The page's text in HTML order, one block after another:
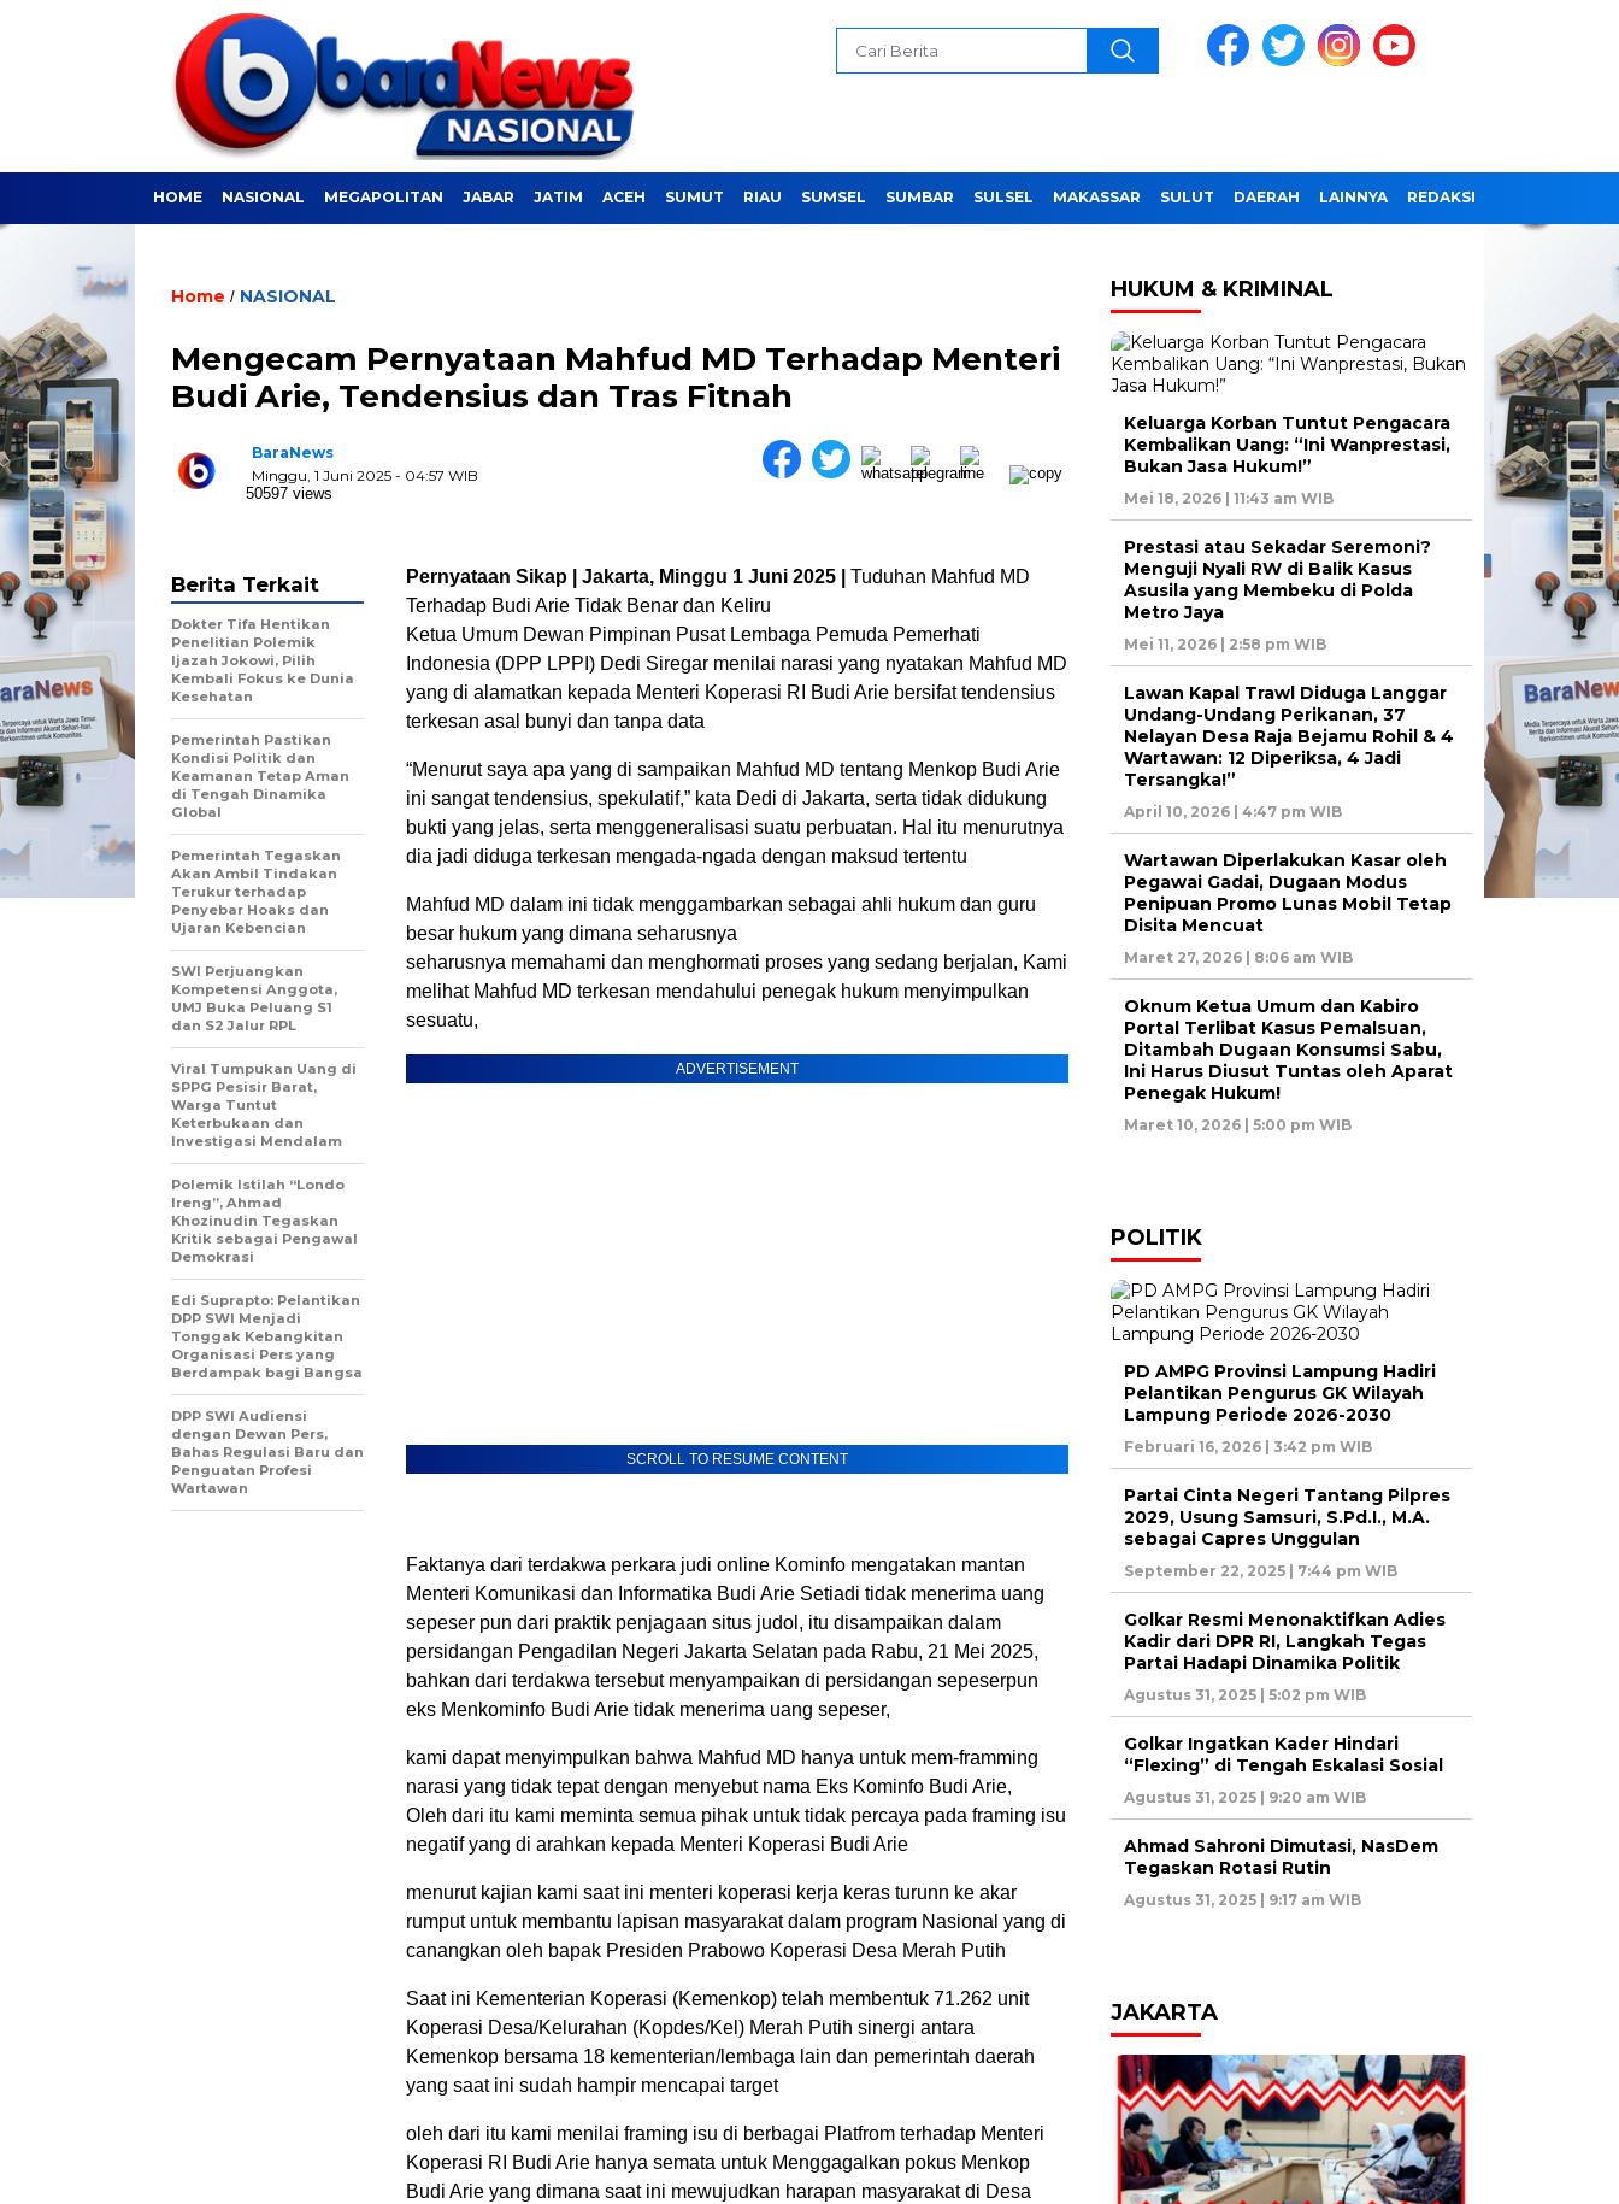
HOME NASIONAL MEGAPOLITAN JABAR JATIM ACEH SUMUT RIAU SUMSEL SUMBAR SULSEL MAKASSAR SULUT DAERAH LAINNYA REDAKSI
Home / NASIONAL
Mengecam Pernyataan Mahfud MD Terhadap Menteri
Budi Arie, Tendensius dan Tras Fitnah
BaraNews
Minggu, 1 Juni 2025 - 04:57 WIB
50597 views
Pernyataan Sikap | Jakarta, Minggu 1 Juni 2025 |
Tuduhan Mahfud MD
Terhadap Budi Arie Tidak Benar dan Keliru
Ketua Umum Dewan Pimpinan Pusat Lembaga Pemuda Pemerhati
Indonesia (DPP LPPI) Dedi Siregar menilai narasi yang nyatakan Mahfud MD
yang di alamatkan kepada Menteri Koperasi RI Budi Arie bersifat tendensius
terkesan asal bunyi dan tanpa data
“Menurut saya apa yang di sampaikan Mahfud MD tentang Menkop Budi Arie
ini sangat tendensius, spekulatif,” kata Dedi di Jakarta, serta tidak didukung
bukti yang jelas, serta menggeneralisasi suatu perbuatan. Hal itu menurutnya
dia jadi diduga terkesan mengada-ngada dengan maksud tertentu
Mahfud MD dalam ini tidak menggambarkan sebagai ahli hukum dan guru
besar hukum yang dimana seharusnya
seharusnya memahami dan menghormati proses yang sedang berjalan, Kami
melihat Mahfud MD terkesan mendahului penegak hukum menyimpulkan
sesuatu,
ADVERTISEMENT
SCROLL TO RESUME CONTENT
Faktanya dari terdakwa perkara judi online Kominfo mengatakan mantan
Menteri Komunikasi dan Informatika Budi Arie Setiadi tidak menerima uang
sepeser pun dari praktik penjagaan situs judol, itu disampaikan dalam
persidangan Pengadilan Negeri Jakarta Selatan pada Rabu, 21 Mei 2025,
bahkan dari terdakwa tersebut menyampaikan di persidangan sepeserpun
eks Menkominfo Budi Arie tidak menerima uang sepeser,
kami dapat menyimpulkan bahwa Mahfud MD hanya untuk mem-framming
narasi yang tidak tepat dengan menyebut nama Eks Kominfo Budi Arie,
Oleh dari itu kami meminta semua pihak untuk tidak percaya pada framing isu
negatif yang di arahkan kepada Menteri Koperasi Budi Arie
menurut kajian kami saat ini menteri koperasi kerja keras turunn ke akar
rumput untuk membantu lapisan masyarakat dalam program Nasional yang di
canangkan oleh bapak Presiden Prabowo Koperasi Desa Merah Putih
Saat ini Kementerian Koperasi (Kemenkop) telah membentuk 71.262 unit
Koperasi Desa/Kelurahan (Kopdes/Kel) Merah Putih sinergi antara
Kemenkop bersama 18 kementerian/lembaga lain dan pemerintah daerah
yang saat ini sudah hampir mencapai target
oleh dari itu kami menilai framing isu di berbagai Platfrom terhadap Menteri
Koperasi RI Budi Arie hanya semata untuk Menggagalkan pokus Menkop
Budi Arie yang dimana saat ini mewujudkan harapan masyarakat di Desa
Berita Terkait
Dokter Tifa Hentikan
Penelitian Polemik
Ijazah Jokowi, Pilih
Kembali Fokus ke Dunia
Kesehatan
Pemerintah Pastikan
Kondisi Politik dan
Keamanan Tetap Aman
di Tengah Dinamika
Global
Pemerintah Tegaskan
Akan Ambil Tindakan
Terukur terhadap
Penyebar Hoaks dan
Ujaran Kebencian
SWI Perjuangkan
Kompetensi Anggota,
UMJ Buka Peluang S1
dan S2 Jalur RPL
Viral Tumpukan Uang di
SPPG Pesisir Barat,
Warga Tuntut
Keterbukaan dan
Investigasi Mendalam
Polemik Istilah “Londo
Ireng”, Ahmad
Khozinudin Tegaskan
Kritik sebagai Pengawal
Demokrasi
Edi Suprapto: Pelantikan
DPP SWI Menjadi
Tonggak Kebangkitan
Organisasi Pers yang
Berdampak bagi Bangsa
DPP SWI Audiensi
dengan Dewan Pers,
Bahas Regulasi Baru dan
Penguatan Profesi
Wartawan
HUKUM & KRIMINAL
Keluarga Korban Tuntut Pengacara
Kembalikan Uang: “Ini Wanprestasi,
Bukan Jasa Hukum!”
Mei 18, 2026 | 11:43 am WIB
Prestasi atau Sekadar Seremoni?
Menguji Nyali RW di Balik Kasus
Asusila yang Membeku di Polda
Metro Jaya
Mei 11, 2026 | 2:58 pm WIB
Lawan Kapal Trawl Diduga Langgar
Undang-Undang Perikanan, 37
Nelayan Desa Raja Bejamu Rohil & 4
Wartawan: 12 Diperiksa, 4 Jadi
Tersangka!”
April 10, 2026 | 4:47 pm WIB
Wartawan Diperlakukan Kasar oleh
Pegawai Gadai, Dugaan Modus
Penipuan Promo Lunas Mobil Tetap
Disita Mencuat
Maret 27, 2026 | 8:06 am WIB
Oknum Ketua Umum dan Kabiro
Portal Terlibat Kasus Pemalsuan,
Ditambah Dugaan Konsumsi Sabu,
Ini Harus Diusut Tuntas oleh Aparat
Penegak Hukum!
Maret 10, 2026 | 5:00 pm WIB
POLITIK
PD AMPG Provinsi Lampung Hadiri
Pelantikan Pengurus GK Wilayah
Lampung Periode 2026-2030
Februari 16, 2026 | 3:42 pm WIB
Partai Cinta Negeri Tantang Pilpres
2029, Usung Samsuri, S.Pd.I., M.A.
sebagai Capres Unggulan
September 22, 2025 | 7:44 pm WIB
Golkar Resmi Menonaktifkan Adies
Kadir dari DPR RI, Langkah Tegas
Partai Hadapi Dinamika Politik
Agustus 31, 2025 | 5:02 pm WIB
Golkar Ingatkan Kader Hindari
“Flexing” di Tengah Eskalasi Sosial
Agustus 31, 2025 | 9:20 am WIB
Ahmad Sahroni Dimutasi, NasDem
Tegaskan Rotasi Rutin
Agustus 31, 2025 | 9:17 am WIB
JAKARTA